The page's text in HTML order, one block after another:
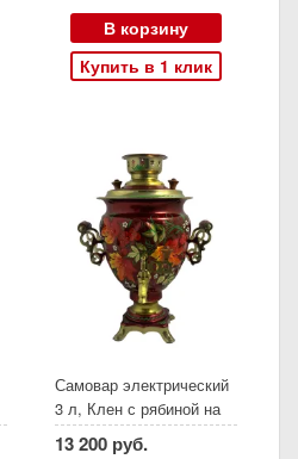
В корзину
Купить в 1 клик
Самовар электрический
3 л, Клен с рябиной на
красном фоне, желудь
13 200 руб.